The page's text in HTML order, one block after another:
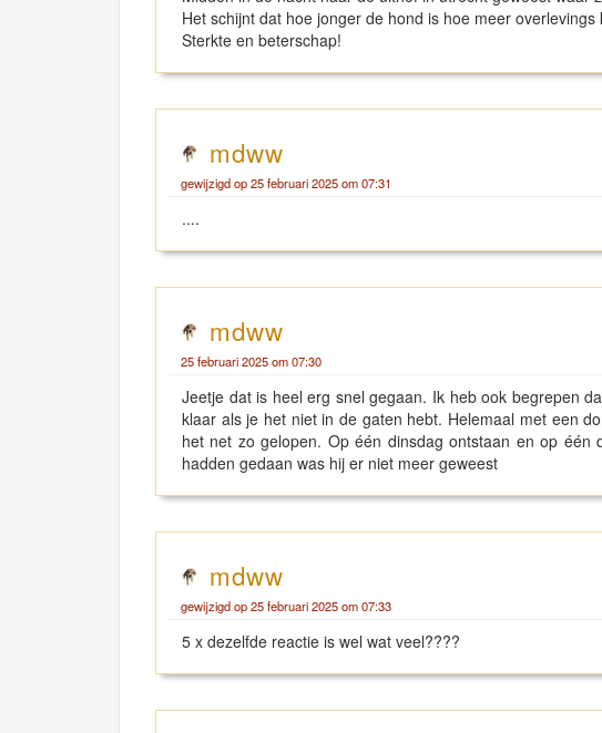
Het schijnt dat hoe jonger de hond is hoe meer
Sterkte en beterschap!
mdww
gewijzigd op 25 februari 2025 om 07:31
....
mdww
25 februari 2025 om 07:30
Jeetje dat is heel erg snel gegaan. Ik heb ook begrepen
klaar als je het niet in de gaten hebt. Helemaal met een
het net zo gelopen. Op één dinsdag ontstaan en op
hadden gedaan was hij er niet meer geweest
mdww
gewijzigd op 25 februari 2025 om 07:33
5 x dezelfde reactie is wel wat veel????